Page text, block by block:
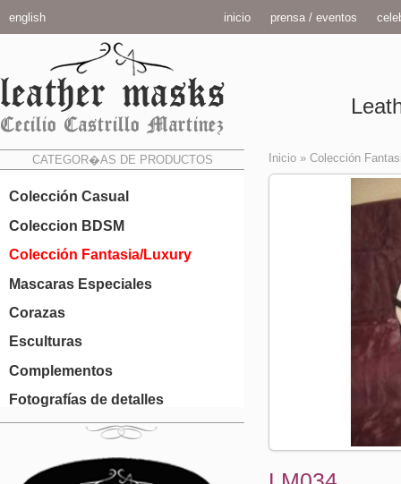
english inicio prensa / eventos
CATEGOR�AS DE PRODUCTOS
Colección Casual
Coleccion BDSM
Colección Fantasia/Luxury
Mascaras Especiales
Corazas
Esculturas
Complementos
Fotografías de detalles
Inicio » Colección